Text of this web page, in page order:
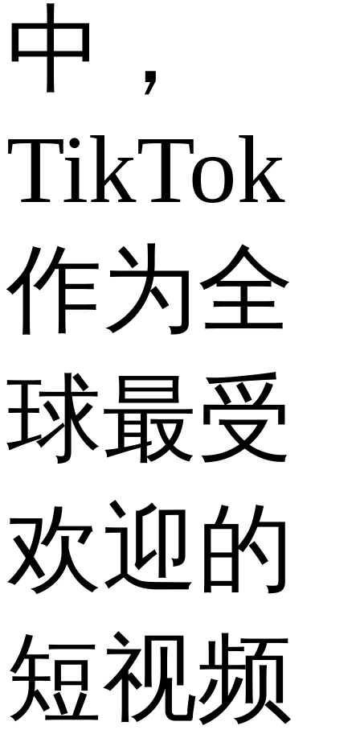
中，
TikTok
作为全
球最受
欢迎的
短视频